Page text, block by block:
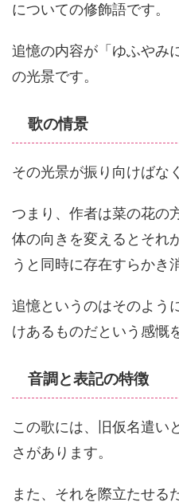
についての修飾語です。
追憶の内容が「ゆふやみ
の光景です。
歌の情景
その光景が振り向けばな
つまり、作者は菜の花の
体の向きを変えるとそれ
うと同時に存在すらかき
追憶というのはそのよう
けあるものだという感慨
音調と表記の特徴
この歌には、旧仮名遣い
さがあります。
また、それを際立たせる